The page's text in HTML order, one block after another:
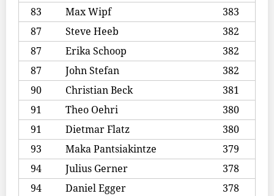
83
Max Wipf
383
87
Steve Heeb
382
87
Erika Schoop
382
87
John Stefan
382
90
Christian Beck
381
91
Theo Oehri
380
91
Dietmar Flatz
380
93
Maka Pantsiakintze
379
94
Julius Gerner
378
94
Daniel Egger
378